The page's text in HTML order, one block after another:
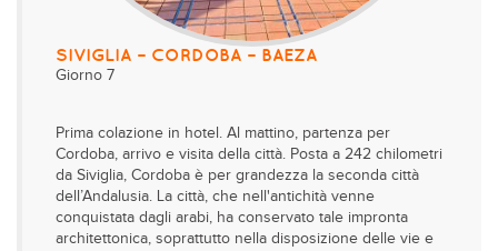
SIVIGLIA – CORDOBA – BAEZA
Giorno 7
Prima colazione in hotel. Al mattino, partenza per
Cordoba, arrivo e visita della città. Posta a 242 chilometri
da Siviglia, Cordoba è per grandezza la seconda città
dell’Andalusia. La città, che nell'antichità venne
conquistata dagli arabi, ha conservato tale impronta
architettonica, soprattutto nella disposizione delle vie e